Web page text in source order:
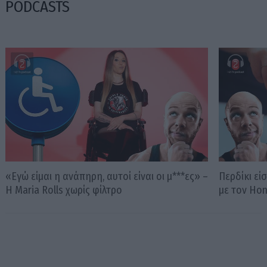
PODCASTS
«Εγώ είμαι η ανάπηρη, αυτοί είναι οι μ***ες» –
Η Maria Rolls χωρίς φίλτρο
Περδίκι
με τον